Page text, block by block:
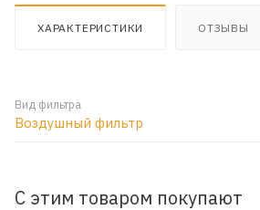
ХАРАКТЕРИСТИКИ ОТЗЫВЫ
Вид фильтра
Воздушный фильтр
С этим товаром покупают